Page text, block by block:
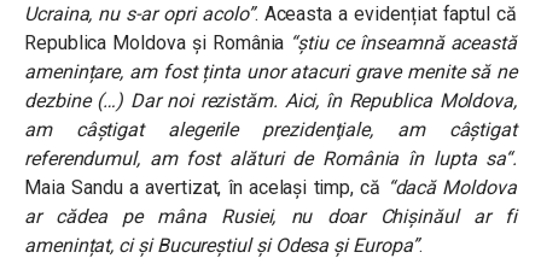
Ucraina, nu s-ar opri acolo”. Aceasta a evidențiat faptul că
Republica Moldova și România “știu ce înseamnă această
amenințare, am fost ținta unor atacuri grave menite să ne
dezbine (…) Dar noi rezistăm. Aici, în Republica Moldova,
am câştigat alegerile prezidenţiale, am câştigat
referendumul, am fost alături de România în lupta sa“.
Maia Sandu a avertizat, în același timp, că “dacă Moldova
ar cădea pe mâna Rusiei, nu doar Chișinăul ar fi
amenințat, ci și Bucureștiul și Odesa și Europa”.